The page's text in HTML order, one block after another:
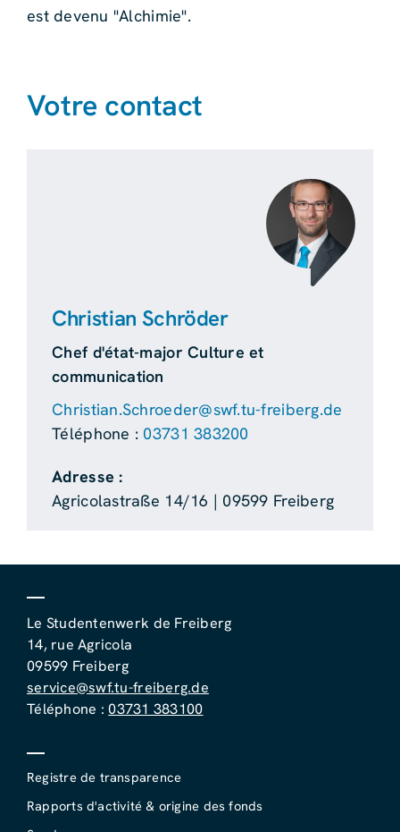
est devenu "Alchimie".
Votre contact
Christian Schröder
Chef d'état-major Culture et
communication
Christian.Schroeder@swf.tu-freiberg.de
Téléphone : 03731 383200
Adresse :
Agricolastraße 14/16 | 09599 Freiberg
Le Studentenwerk de Freiberg
14, rue Agricola
09599 Freiberg
service@swf.tu-freiberg.de
Téléphone :03731 383100
Registre de transparence
Rapports d'activité & origine des fonds